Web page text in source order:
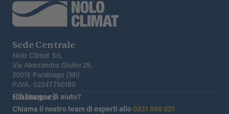
Sede Centrale
Nolo Climat Srl,
Via Alessandro Giulini 29,
20015 Parabiago (MI)
P.IVA: 02347750180
Chiamaci
Hai bisogno di aiuto?
Chiama il nostro team di esperti allo 0331 556 021